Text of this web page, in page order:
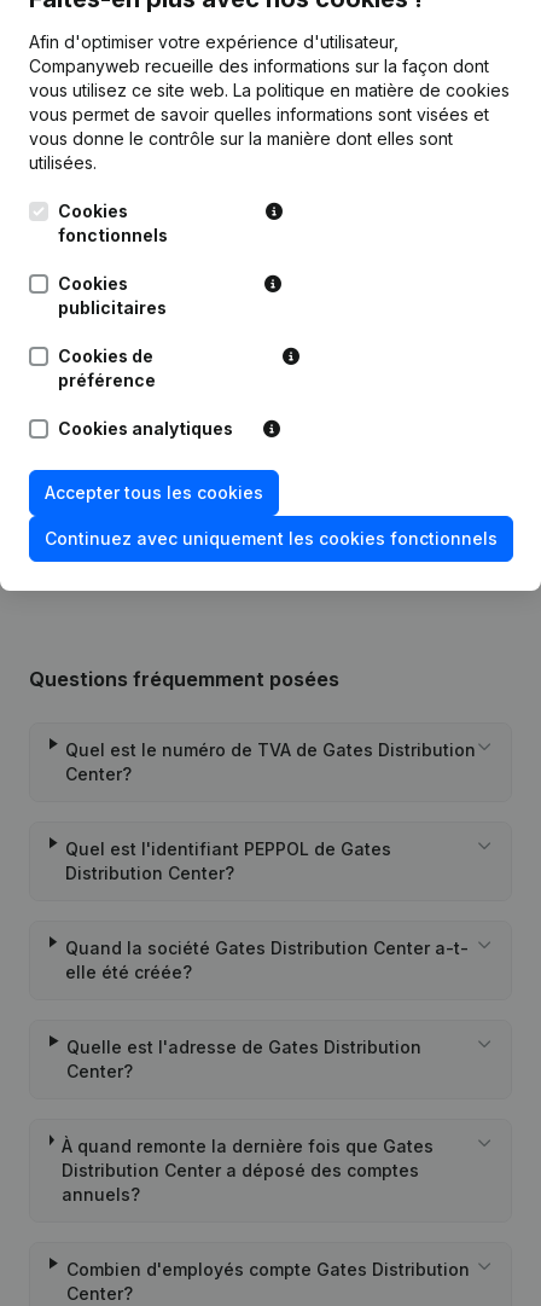
Publications
Date
22-03-2024
11-01-2021 Demissions - Nominations
27-09-2019 Demissions - Nominations
Demissions - Nominations
08-07-2019 Demissions - Nominations(NL)
Questions fréquemment posées
Quel est le numéro de TVA de Gates Distribution
Center?
Quel est l'identifiant PEPPOL de Gates
Distribution Center?
Quand la société Gates Distribution Center a-t-
elle été créée?
Quelle est l'adresse de Gates Distribution
Center?
À quand remonte la dernière fois que Gates
Distribution Center a déposé des comptes
annuels?
Combien d'employés compte Gates Distribution
Center?
Afin d'optimiser votre expérience d'utilisateur,
Companyweb recueille des informations sur la façon dont
vous utilisez ce site web. La politique en matière de cookies
vous permet de savoir quelles informations sont visées et
vous donne le contrôle sur la manière dont elles sont
utilisées.
Cookies
fonctionnels
Cookies
publicitaires
Cookies de
préférence
Cookies analytiques
Accepter tous les cookies
Continuez avec uniquement les cookies fonctionnels